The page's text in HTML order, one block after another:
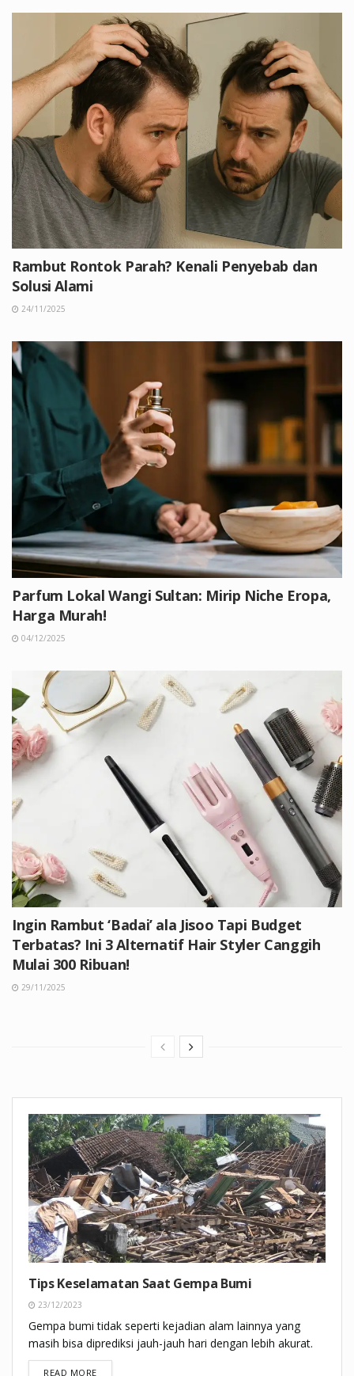
Rambut Rontok Parah? Kenali Penyebab dan
Solusi Alami
24/11/2025
Parfum Lokal Wangi Sultan: Mirip Niche Eropa,
Harga Murah!
04/12/2025
Ingin Rambut ‘Badai’ ala Jisoo Tapi Budget
Terbatas? Ini 3 Alternatif Hair Styler Canggih
Mulai 300 Ribuan!
29/11/2025
Tips Keselamatan Saat Gempa Bumi
23/12/2023
Gempa bumi tidak seperti kejadian alam lainnya yang
masih bisa diprediksi jauh-jauh hari dengan lebih akurat.
READ MOREDETAILS